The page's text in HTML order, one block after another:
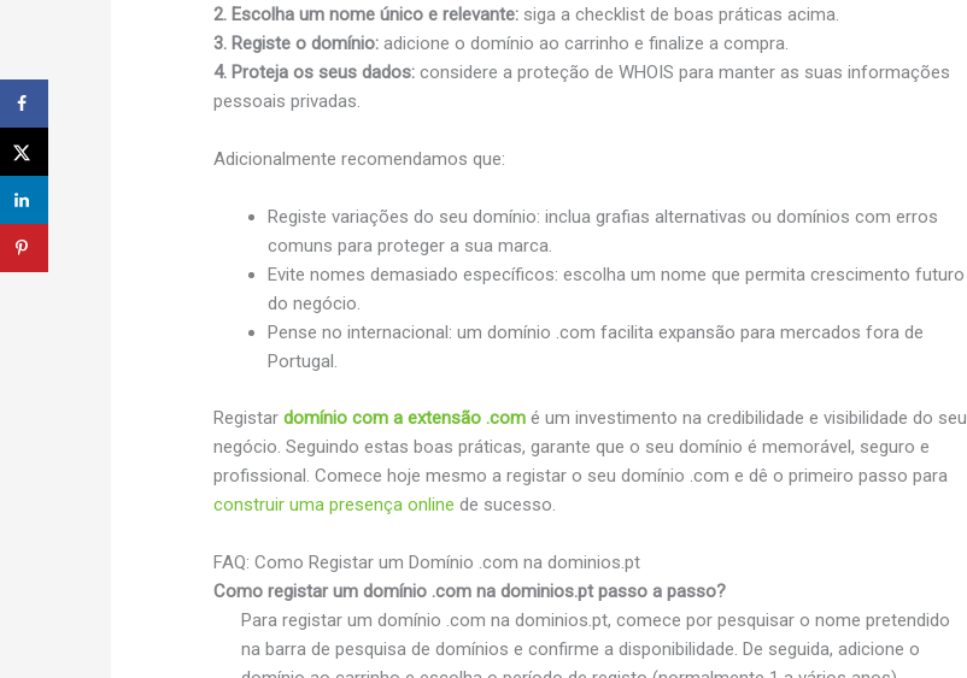
2. Escolha um nome único e relevante: siga a checklist de boas práticas acima.
3. Registe o domínio: adicione o domínio ao carrinho e finalize a compra.
4. Proteja os seus dados: considere a proteção de WHOIS para manter as suas informações
pessoais privadas.
Adicionalmente recomendamos que:
Registe variações do seu domínio: inclua grafias alternativas ou domínios com erros
comuns para proteger a sua marca.
Evite nomes demasiado específicos: escolha um nome que permita crescimento futuro
do negócio.
Pense no internacional: um domínio .com facilita expansão para mercados fora de
Portugal.
Registardomínio com a extensão .com é um investimento na credibilidade e visibilidade do seu
negócio. Seguindo estas boas práticas, garante que o seu domínio é memorável, seguro e
profissional. Comece hoje mesmo a registar o seu domínio .com e dê o primeiro passo para
construir uma presença online de sucesso.
FAQ: Como Registar um Domínio .com na dominios.pt
Como registar um domínio .com na dominios.pt passo a passo?
Para registar um domínio .com na dominios.pt, comece por pesquisar o nome pretendido
na barra de pesquisa de domínios e confirme a disponibilidade. De seguida, adicione o